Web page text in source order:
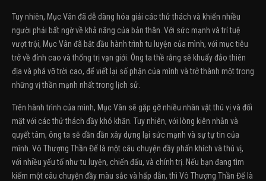
Tuy nhiên, Mục Vân đã dễ dàng hóa giải các thử thách và khiến nhiều
người phải bất ngờ về khả năng của bản thân. Với sức mạnh và trí tuệ
vượt trội, Mục Vân đã bắt đầu hành trình tu luyện của mình, với mục tiêu
trở về đỉnh cao và thống trị vạn giới. Ông ta thề rằng sẽ khuấy đảo thiên
địa và phá vỡ trời cao, để viết lại số phận của mình và trở thành một trong
những vị thần mạnh nhất trong lịch sử.
Trên hành trình của mình, Mục Vân sẽ gặp gỡ nhiều nhân vật thú vị và đối
mặt với các thử thách đầy khó khăn. Tuy nhiên, với lòng kiên nhẫn và
quyết tâm, ông ta sẽ dần dần xây dựng lại sức mạnh và sự tự tin của
mình. Vô Thượng Thần Đế là một câu chuyện đầy phấn khích và thú vị,
với nhiều yếu tố như tu luyện, chiến đấu, và chính trị. Nếu bạn đang tìm
kiếm một câu chuyện đầy màu sắc và hấp dẫn, thì Vô Thượng Thần Đế là